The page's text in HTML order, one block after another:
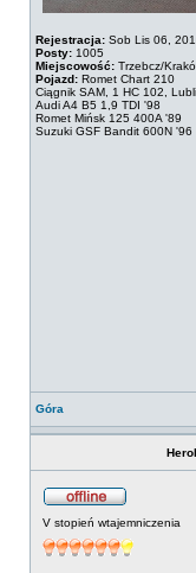
Rejestracja: Sob Lis 06,
Posty: 1005
Miejscowość: Trzebcz/
Pojazd: Romet Chart 210
Ciągnik SAM, 1 HC 102,
Audi A4 B5 1,9 TDI '98
Romet Mińsk 125 400A '89
Suzuki GSF Bandit 600N '96
Góra
V stopień wtajemniczenia